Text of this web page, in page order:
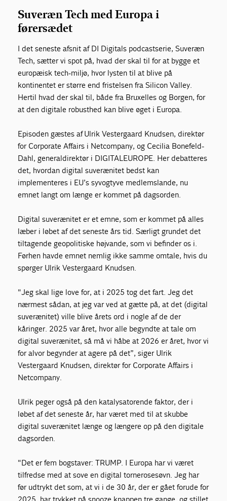
Suveræn Tech med Europa i
førersædet
I det seneste afsnit af DI Digitals podcastserie, Suveræn
Tech, sætter vi spot på, hvad der skal til for at bygge et
europæisk tech-miljø, hvor lysten til at blive på
kontinentet er større end fristelsen fra Silicon Valley.
Hertil hvad der skal til, både fra Bruxelles og Borgen, for
at den digitale robusthed kan blive øget i Europa.
Episoden gæstes af Ulrik Vestergaard Knudsen, direktør
for Corporate Affairs i Netcompany, og Cecilia Bonefeld-
Dahl, generaldirektør i DIGITALEUROPE. Her debatteres
det, hvordan digital suverænitet bedst kan
implementeres i EU’s syvogtyve medlemslande, nu
emnet langt om længe er kommet på dagsorden.
Digital suverænitet er et emne, som er kommet på alles
læber i løbet af det seneste års tid. Særligt grundet det
tiltagende geopolitiske højvande, som vi befinder os i.
Førhen havde emnet nemlig ikke samme omtale, hvis du
spørger Ulrik Vestergaard Knudsen.
"Jeg skal lige love for, at i 2025 tog det fart. Jeg det
nærmest sådan, at jeg var ved at gætte på, at det (digital
suverænitet) ville blive årets ord i nogle af de der
kåringer. 2025 var året, hvor alle begyndte at tale om
digital suverænitet, så må vi håbe at 2026 er året, hvor vi
for alvor begynder at agere på det”, siger Ulrik
Vestergaard Knudsen, direktør for Corporate Affairs i
Netcompany.
Ulrik peger også på den katalysatorende faktor, der i
løbet af det seneste år, har været med til at skubbe
digital suverænitet længe og længere op på den digitale
dagsorden.
"Det er fem bogstaver: TRUMP. I Europa har vi været
tilfredse med at sove en digital tornerosesøvn. Jeg har
før udtrykt det som, at vi i de 30 år, der er gået forude for
2025, har trykket på snooze knappen tre gange, og stillet